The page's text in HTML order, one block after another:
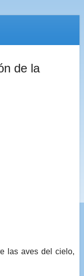
de la
las aves del cielo,